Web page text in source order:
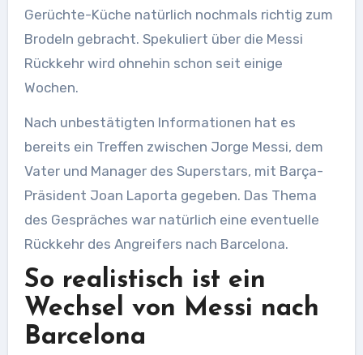
Gerüchte-Küche natürlich nochmals richtig zum
Brodeln gebracht. Spekuliert über die Messi
Rückkehr wird ohnehin schon seit einige
Wochen.
Nach unbestätigten Informationen hat es
bereits ein Treffen zwischen Jorge Messi, dem
Vater und Manager des Superstars, mit Barça-
Präsident Joan Laporta gegeben. Das Thema
des Gespräches war natürlich eine eventuelle
Rückkehr des Angreifers nach Barcelona.
So realistisch ist ein
Wechsel von Messi nach
Barcelona